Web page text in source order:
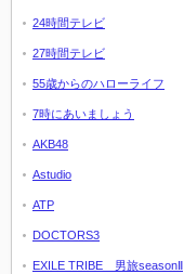
24時間テレビ
27時間テレビ
55歳からのハローライフ
7時にあいましょう
AKB48
Astudio
ATP
DOCTORS3
EXILE TRIBE 男旅seasonⅡ